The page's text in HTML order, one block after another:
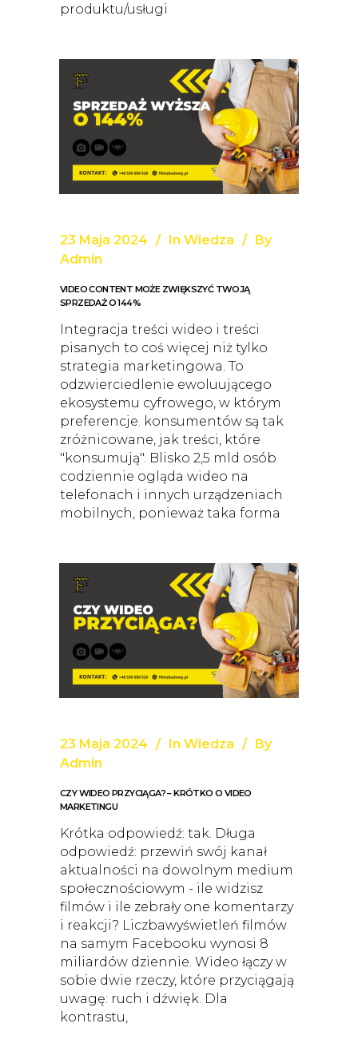
produktu/usługi
23 Maja 2024 In Wiedza
By
Admin
VIDEO CONTENT MOŻE ZWIĘKSZYĆ TWOJĄ
SPRZEDAŻ O 144%
Integracja treści wideo i treści
pisanych to coś więcej niż tylko
strategia marketingowa. To
odzwierciedlenie ewoluującego
ekosystemu cyfrowego, w którym
preferencje. konsumentów są tak
zróżnicowane, jak treści, które
"konsumują". Blisko 2,5 mld osób
codziennie ogląda wideo na
telefonach i innych urządzeniach
mobilnych, ponieważ taka forma
23 Maja 2024 In Wiedza
By
Admin
CZY WIDEO PRZYCIĄGA? – KRÓTKO O VIDEO
MARKETINGU
Krótka odpowiedź: tak. Długa
odpowiedź: przewiń swój kanał
aktualności na dowolnym medium
społecznościowym - ile widzisz
filmów i ile zebrały one komentarzy
i reakcji? Liczbawyświetleń filmów
na samym Facebooku wynosi 8
miliardów dziennie. Wideo łączy w
sobie dwie rzeczy, które przyciągają
uwagę: ruch i dźwięk. Dla
kontrastu,